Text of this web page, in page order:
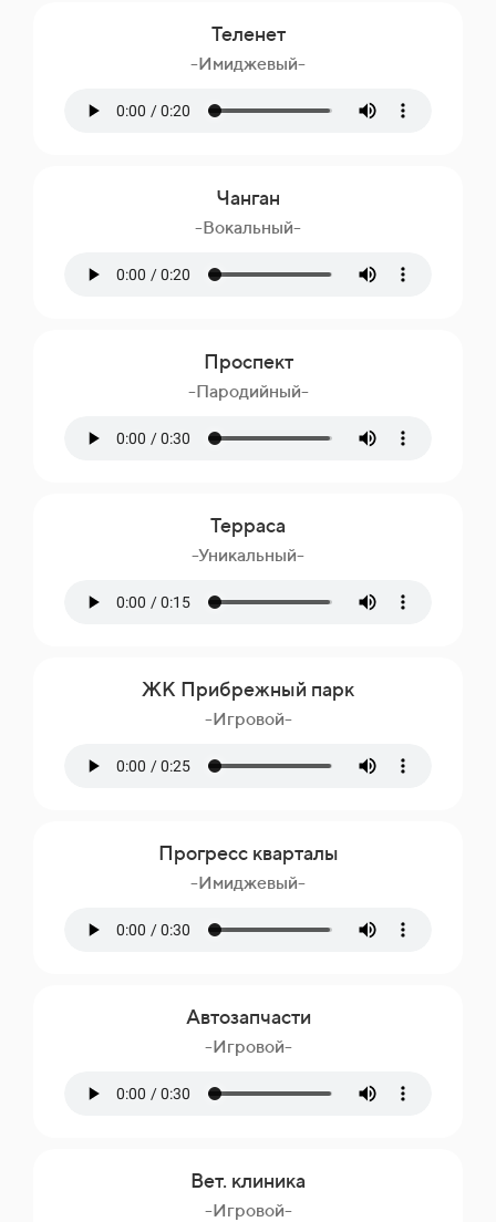
Теленет
-Имиджевый-
Чанган
-Вокальный-
Проспект
-Пародийный-
Терраса
-Уникальный-
ЖК Прибрежный парк
-Игровой-
Прогресс кварталы
-Имиджевый-
Автозапчасти
-Игровой-
Вет. клиника
-Игровой-